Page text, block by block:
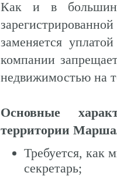
Как и в
заменяется
компании
недвижимостью на
Основные
территории
Требуется, как
секретарь;